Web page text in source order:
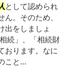
として認められ
。そのため、
出をしましょ
続」、「相続財
おります。なに
こと...